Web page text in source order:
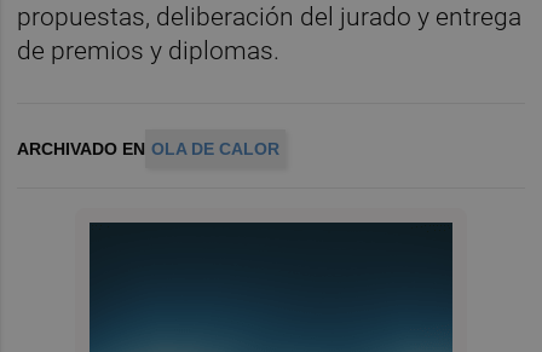
propuestas, deliberación del jurado y entrega
de premios y diplomas.
ARCHIVADO EN OLA DE CALOR